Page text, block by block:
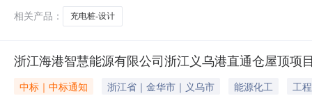
相关产品：
充电桩-设计
浙江海港智慧能源有限公司浙江义乌港直通仓屋顶
中标｜中标通知 浙江省｜金华市｜义乌市 能源化工
工程